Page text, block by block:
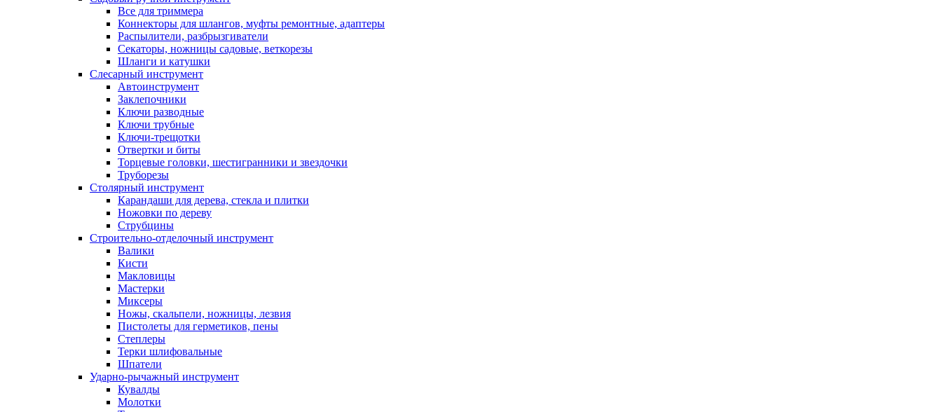
Все для триммера
Коннекторы для шлангов, муфты ремонтные, адаптеры
Распылители, разбрызгиватели
Секаторы, ножницы садовые, веткорезы
Шланги и катушки
Слесарный инструмент
Автоинструмент
Заклепочники
Ключи разводные
Ключи трубные
Ключи-трещотки
Отвертки и биты
Торцевые головки, шестигранники и звездочки
Труборезы
Столярный инструмент
Карандаши для дерева, стекла и плитки
Ножовки по дереву
Струбцины
Строительно-отделочный инструмент
Валики
Кисти
Макловицы
Мастерки
Миксеры
Ножы, скальпели, ножницы, лезвия
Пистолеты для герметиков, пены
Степлеры
Терки шлифовальные
Шпатели
Ударно-рычажный инструмент
Кувалды
Молотки